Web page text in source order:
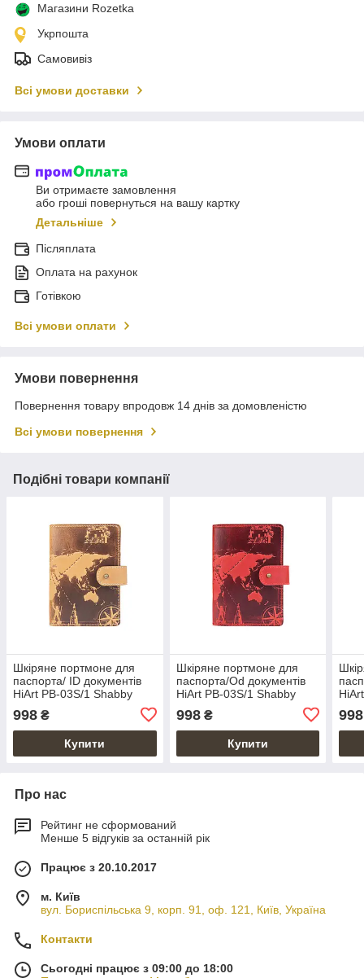
Магазини Rozetka
Укрпошта
Самовивіз
Всі умови доставки
Умови оплати
Ви отримаєте замовлення
або гроші повернуться на вашу картку
Детальніше
Післяплата
Оплата на рахунок
Готівкою
Всі умови оплати
Умови повернення
Повернення товару впродовж 14 днів за домовленістю
Всі умови повернення
Подібні товари компанії
Шкіряне портмоне для
паспорта/ ID документів
HiArt PB-03S/1 Shabby
world"
998 ₴
Купити
Шкіряне портмоне для
паспорта/Od документів
HiArt PB-03S/1 Shabby
the world"
998₴
Купити
998
Про нас
Рейтинг не сформований
Менше 5 відгуків за останній рік
Працює з 20.10.2017
м. Київ
вул. Бориспільська 9, корп. 91, оф. 121, Київ, Україна
Контакти
Сьогодні працює з 09:00 до 18:00